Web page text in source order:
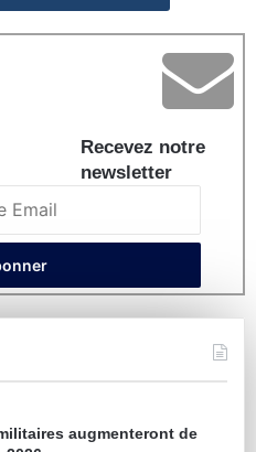
Recevez notre
newsletter
augmenteront de